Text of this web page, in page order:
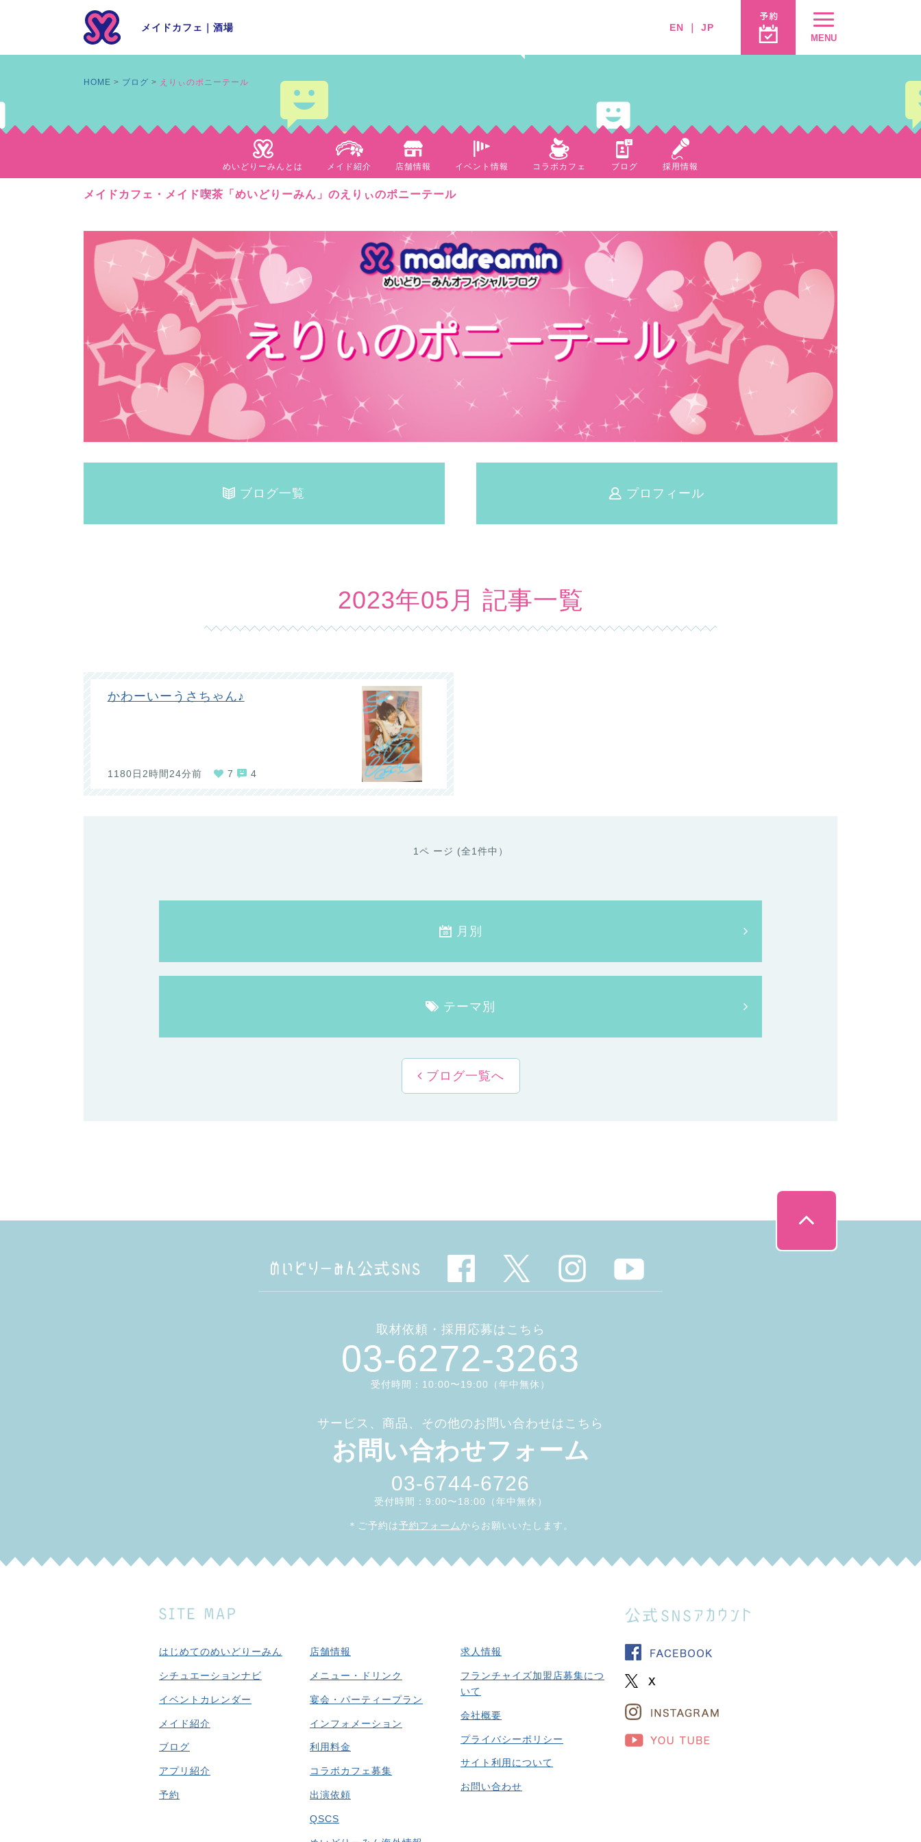
メイドカフェ ｜ 酒場 EN ｜ JP
MENU
めいどりーみんとは メイド紹介 店舗情報 イベント情報 コラボカフェ ブログ 採用情報
メイドカフェ・メイド喫茶「めいどりーみん」のえりぃのポニーテール
HOME ブログ えりぃのポニーテール
ブログ一覧 プロフィール
2023年05月 記事一覧
かわーいーうさちゃん♪
1180日2時間24分前 7 4
1ペ ージ (全1件中）
月別
テーマ別
ブログ一覧へ
取材依頼・採用応募はこちら
03-6272-3263
受付時間：10:00〜19:00（年中無休）
サービス、商品、その他のお問い合わせはこちら
お問い合わせフォーム
03-6744-6726
受付時間：9:00〜18:00（年中無休）
＊ご予約は予約フォーム からお願いいたします。
はじめてのめいどりーみん
シチュエーションナビ
イベントカレンダー
メイド紹介
ブログ
アプリ紹介
予約
店舗情報
メニュー・ドリンク
宴会・パーティープラン
インフォメーション
利用料金
コラボカフェ募集
出演依頼
QSCS
求人情報
フランチャイズ加盟店募集につ
いて
会社概要
プライバシーポリシー
サイト利用について
お問い合わせ